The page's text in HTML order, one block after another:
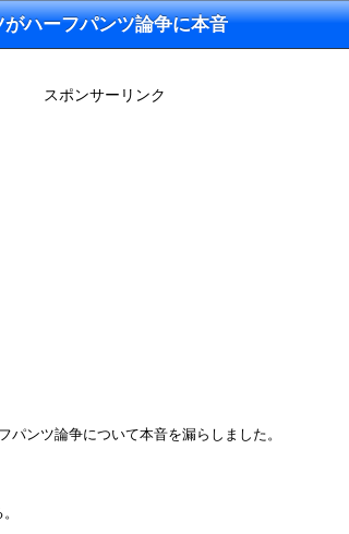
がハーフパンツ論争に本音
スポンサーリンク
ンツ論争について本音を漏らしました。